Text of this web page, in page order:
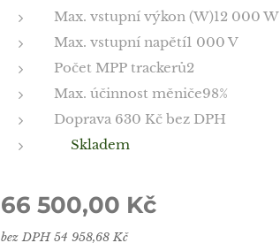
Max. vstupní výkon (W)12 000 W
Max. vstupní napětí1 000 V
Počet MPP trackerů2
Max. účinnost měniče98%
Doprava 630 Kč bez DPH
Skladem
66 500,00 Kč
bez DPH 54 958,68 Kč